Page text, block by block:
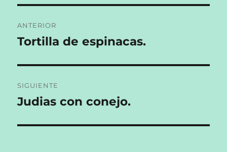
de
ANTERIOR
Entrada
Tortilla de espinacas.
SIGUIENTE
Entrada
Judias con conejo.